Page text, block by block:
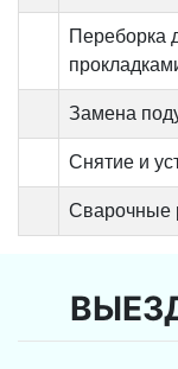
Переборка
Замена
Снятие и
Сварочные